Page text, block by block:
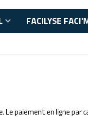
FACILYSE
paiement en ligne par